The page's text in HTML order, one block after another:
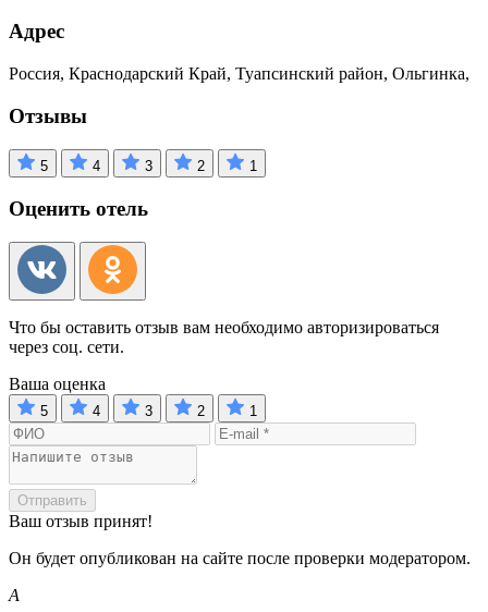
Адрес
Россия, Краснодарский Край, Туапсинский район, Ольгинка,
Отзывы
5 4 3 2 1
Оценить отель
Что бы оставить отзыв вам необходимо авторизироваться
через соц. сети.
Ваша оценка
5 4 3 2 1
Отправить
Ваш отзыв принят!
Он будет опубликован на сайте после проверки модератором.
А